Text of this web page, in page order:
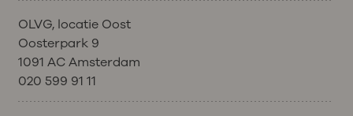
OLVG, locatie Oost
Oosterpark 9
1091 AC Amsterdam
020 599 91 11